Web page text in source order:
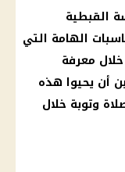
القبطية
الهامة التي
معرفة
أن يحيوا هذه
وتوبة خلال